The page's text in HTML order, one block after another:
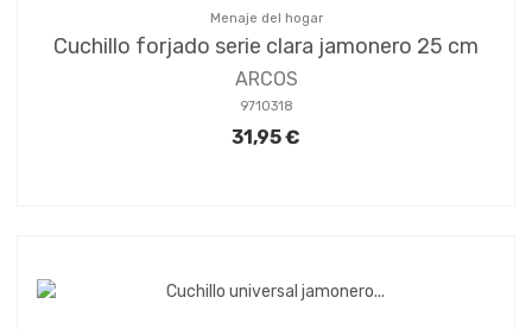
Menaje del hogar
Cuchillo forjado serie clara jamonero 25 cm
ARCOS
9710318
31,95 €